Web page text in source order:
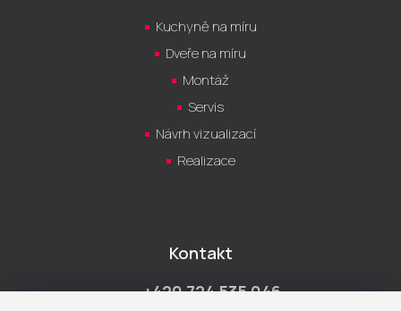
Kuchyně na míru
Dveře na míru
Montáž
Servis
Návrh vizualizací
Realizace
Kontakt
+420 724 535 046